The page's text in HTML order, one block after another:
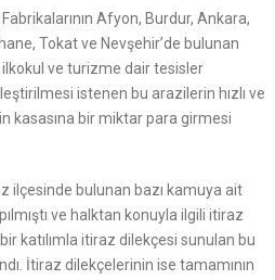
Afyon, Burdur, Ankara,
Tokat ve Nevşehir’de bulunan
ve turizme dair tesisler
istenen bu arazilerin hızlı ve
kasasına bir miktar para girmesi
ilçesinde bulunan bazı kamuya ait
ve halktan konuyla ilgili itiraz
katılımla itiraz dilekçesi sunulan bu
İtiraz dilekçelerinin ise tamamının